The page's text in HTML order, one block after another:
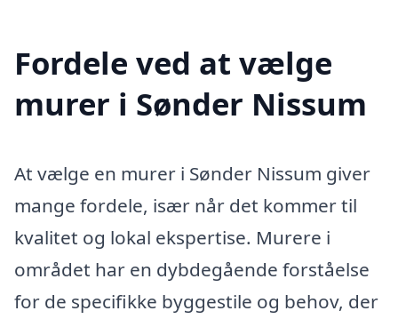
Fordele ved at vælge
murer i Sønder Nissum
At vælge en murer i Sønder Nissum giver
mange fordele, især når det kommer til
kvalitet og lokal ekspertise. Murere i
området har en dybdegående forståelse
for de specifikke byggestile og behov, der